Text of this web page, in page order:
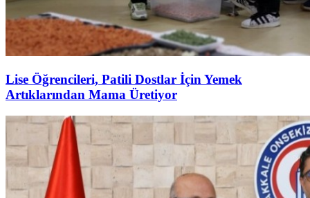
Lise Öğrencileri, Patili Dostlar İçin Yemek
Artıklarından Mama Üretiyor